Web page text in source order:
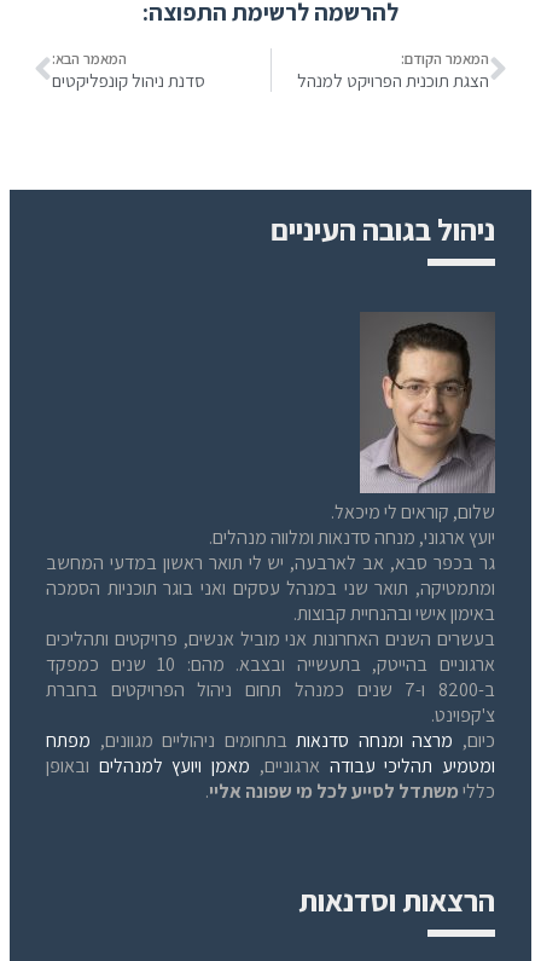
להרשמה לרשימת התפוצה:
המאמר הקודם:
הצגת תוכנית הפרויקט למנהל
המאמר הבא:
סדנת ניהול קונפליקטים
ניהול בגובה העיניים
שלום, קוראים לי מיכאל.
יועץ ארגוני, מנחה סדנאות ומלווה מנהלים.
גר בכפר סבא, אב לארבעה, יש לי תואר ראשון במדעי המחשב
ומתמטיקה, תואר שני במנהל עסקים ואני בוגר תוכניות הסמכה
באימון אישי ובהנחיית קבוצות.
בעשרים השנים האחרונות אני מוביל אנשים, פרויקטים ותהליכים
ארגוניים בהייטק, בתעשייה ובצבא. מהם: 10 שנים כמפקד
ב-8200 ו-7 שנים כמנהל תחום ניהול הפרויקטים בחברת
צ'קפוינט.
כיום, מרצה ומנחה סדנאותבתחומים ניהוליים מגוונים, מפתח
ומטמיע תהליכי עבודה ארגוניים, מאמן ויועץ למנהלים ובאופן
כללימשתדל לסייע לכל מי שפונה אליי.
הרצאות וסדנאות